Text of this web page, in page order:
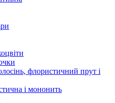
флористичний прут і
і мононить